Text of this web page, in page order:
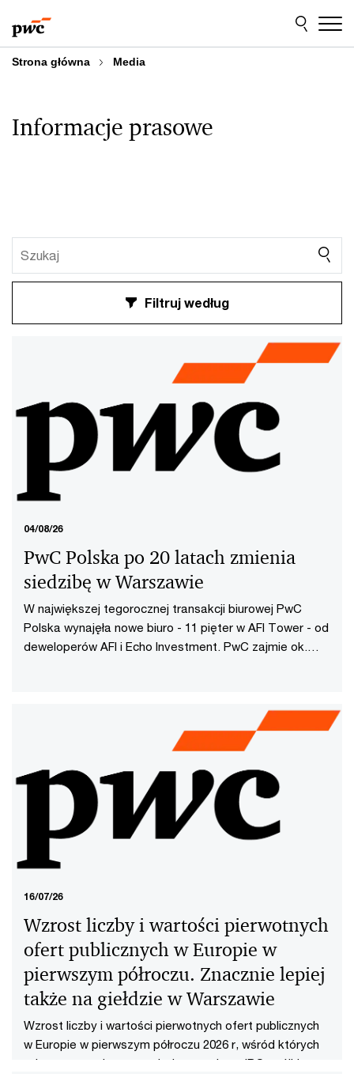
do
treści
do
stopki
Strona główna Media
Informacje prasowe
Filtruj według
04/08/26
PwC Polska po 20 latach zmienia
siedzibę w Warszawie
W największej tegorocznej transakcji biurowej PwC
Polska wynajęła nowe biuro - 11 pięter w AFI Tower - od
deweloperów AFI i Echo Investment. PwC zajmie ok.
16/07/26
Wzrost liczby i wartości pierwotnych
ofert publicznych w Europie w
pierwszym półroczu. Znacznie lepiej
także na giełdzie w Warszawie
Wzrost liczby i wartości pierwotnych ofert publicznych
w Europie w pierwszym półroczu 2026 r, wśród których
odnotowano pierwsze międzynarodowe IPO spółki z